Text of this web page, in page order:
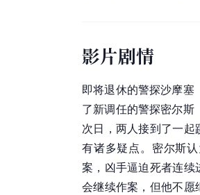
影片剧情
即将退休的警探沙摩塞
了新调任的警探密尔斯
次日，两人接到了一
有诸多疑点。密尔斯
案，凶手逼迫死者连续
会继续作案，但他不愿